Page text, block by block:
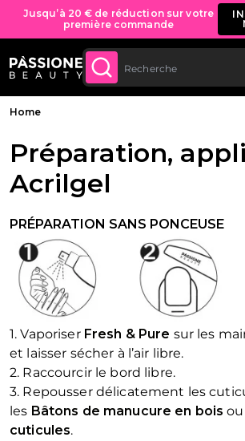
Jusqu’à 20 € de réduction sur votre
première commande
Livraison gratuite sur toutes les
partir de 70 €.
CONTENU
Fil d'Ariane
Home
Préparation,
Acrilgel
PRÉPARATION SANS PONCEUSE
1. Vaporiser Fresh & Pure sur les
et laisser sécher à l’air libre.
2. Raccourcir le bord libre.
3. Repousser délicatement les
les Bâtons de manucure en bois
cuticules.